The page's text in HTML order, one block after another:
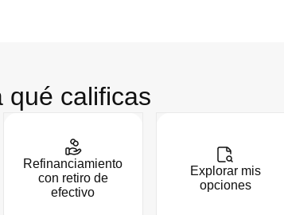
qué calificas
Refinanciamiento
con retiro de
efectivo
Explorar mis
opciones